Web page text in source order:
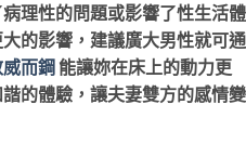
理性的問題或影響了性生活體
的影響，建議廣大男性就可通
而鋼 能讓妳在床上的動力更
的體驗，讓夫妻雙方的感情變